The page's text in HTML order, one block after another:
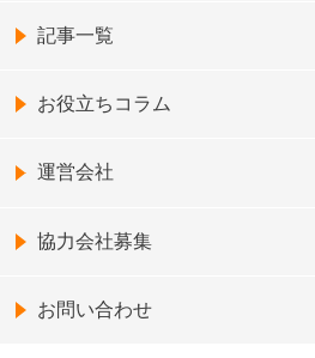
記事一覧
お役立ちコラム
運営会社
協力会社募集
お問い合わせ